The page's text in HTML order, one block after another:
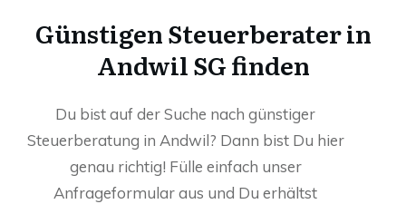
Günstigen Steuerberater in
Andwil SG finden
Du bist auf der Suche nach günstiger
Steuerberatung in Andwil? Dann bist Du hier
genau richtig! Fülle einfach unser
Anfrageformular aus und Du erhältst